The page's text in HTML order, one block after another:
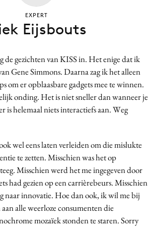
de gezichten van KISS in. Het enige dat ik
Gene Simmons. Daarna zag ik het alleen
om er opblaasbare gadgets mee te winnen.
onding. Het is niet sneller dan wanneer je
is helemaal niets interactiefs aan. Weg
wel eens laten verleiden om die mislukte
te zetten. Misschien was het op
Misschien werd het me ingegeven door
had gezien op een carrièrebeurs. Misschien
naar innovatie. Hoe dan ook, ik wil me bij
alle weerloze consumenten die
mozaïek stonden te staren. Sorry
EXPERT
Eijsbouts